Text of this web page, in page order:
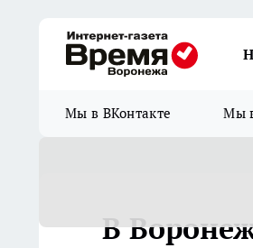
Мы в ВКонтакте Мы
В